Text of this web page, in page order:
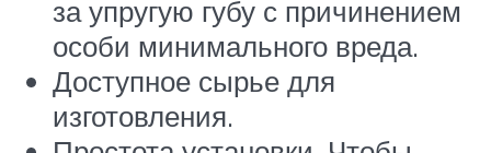
за упругую губу с причинением
особи минимального вреда.
Доступное сырье для
изготовления.